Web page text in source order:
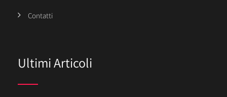
Contatti
Ultimi Articoli